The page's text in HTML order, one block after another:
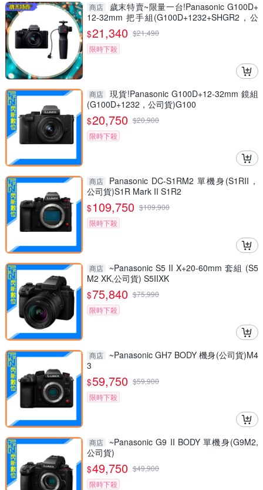
商店
歲末特賣~限量一台!Panasonic G100D+
12-32mm 把手組(G100D+1232+SHGR2，公
司貨)
$21,340 $21,490
限時下殺
商店
現貨!Panasonic G100D+12-32mm 鏡組
(G100D+1232，公司貨)G100
$20,750 $20,900
限時下殺
商店
Panasonic DC-S1RM2 單機身(S1RII，
公司貨)S1R Mark II S1R2
$109,750 $109,900
限時下殺
商店
~Panasonic S5 II X+20-60mm 套組 (S5
M2 XK,公司貨) S5IIXK
$75,840 $75,990
限時下殺
商店
~Panasonic GH7 BODY 機身(公司貨)M4
3
$59,750 $59,900
限時下殺
商店
~Panasonic G9 II BODY 單機身(G9M2,
公司貨)
$49,750 $49,900
限時下殺